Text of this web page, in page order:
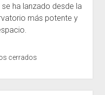
ha lanzado desde la
más potente y
cerrados